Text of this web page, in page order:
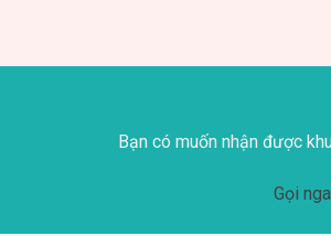
Bạn có muốn nhận được
Gọi